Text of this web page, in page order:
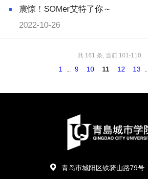
震惊！SOMer艾特了你～
2022-10-26
共 161 条, 当前 101-110
1 9 10 11 12 13
青岛市城阳区铁骑山路79号